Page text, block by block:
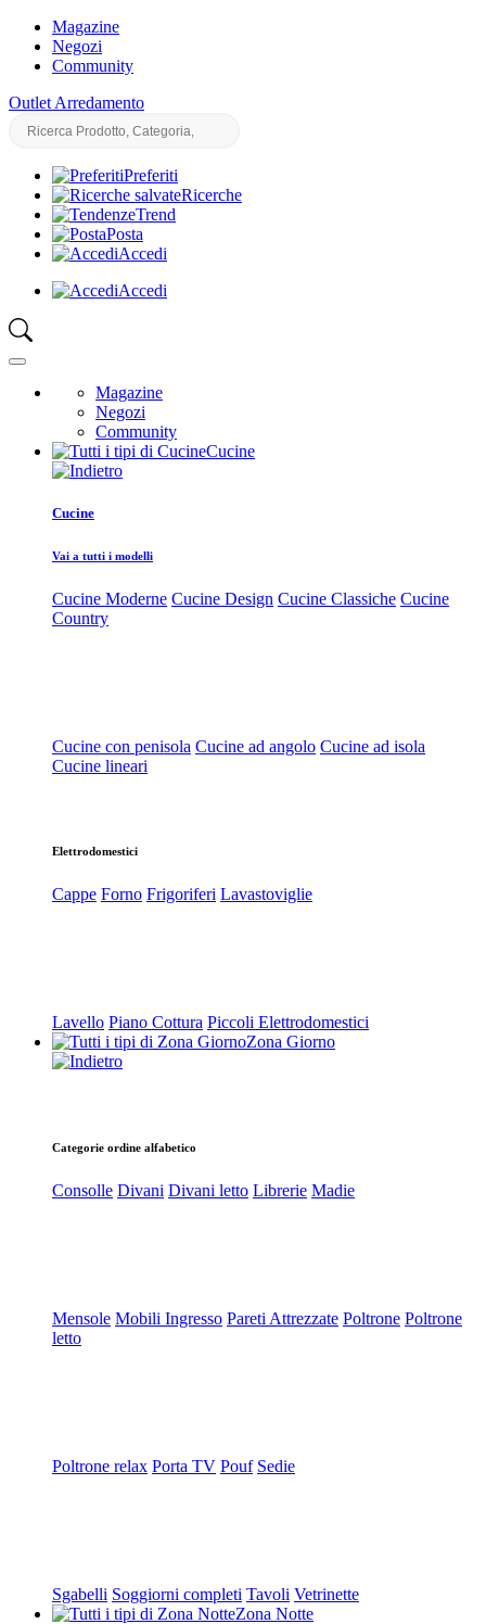
Magazine
Negozi
Community
Outlet Arredamento
Preferiti
Ricerche
Trend
Posta
Accedi
Accedi
Magazine
Negozi
Community
Cucine
Cucine
Vai a tutti i modelli
Cucine Moderne Cucine Design Cucine Classiche Cucine
Country
Cucine con penisola Cucine ad angolo Cucine ad isola
Cucine lineari
Elettrodomestici
Cappe Forno Frigoriferi Lavastoviglie
Lavello Piano Cottura Piccoli Elettrodomestici
Zona Giorno
Categorie ordine alfabetico
Consolle Divani Divani letto Librerie Madie
Mensole Mobili Ingresso Pareti Attrezzate Poltrone Poltrone
letto
Poltrone relax Porta TV Pouf Sedie
Sgabelli Soggiorni completi Tavoli Vetrinette
Zona Notte